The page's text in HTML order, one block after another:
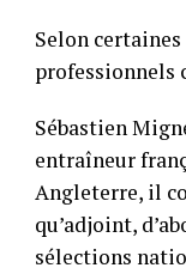
Selon
professionnels
Sébastien
entraîneur
Angleterre, il
qu’adjoint,
sélections